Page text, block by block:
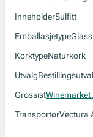
InneholderSulfitt
EmballasjetypeGlass
KorktypeNaturkork
Utvalg
GrossistWinemarket
TransportørVectura